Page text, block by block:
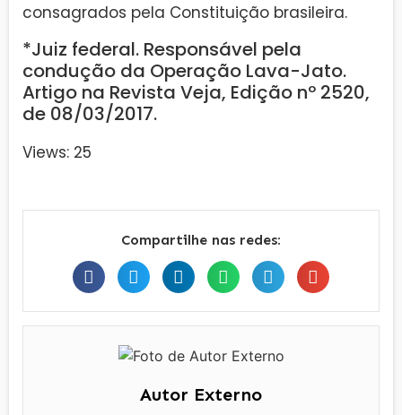
consagrados pela Constituição brasileira.
*Juiz federal. Responsável pela
condução da Operação Lava-Jato.
Artigo na Revista Veja, Edição nº 2520,
de 08/03/2017.
Views: 25
Compartilhe nas redes:
Autor Externo